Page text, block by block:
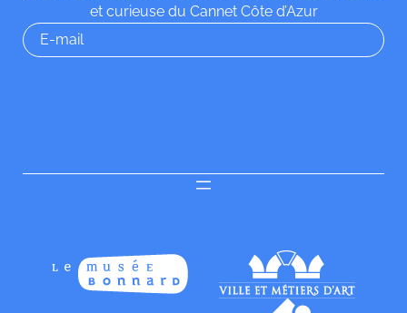
et curieuse du Cannet Côte d’Azur